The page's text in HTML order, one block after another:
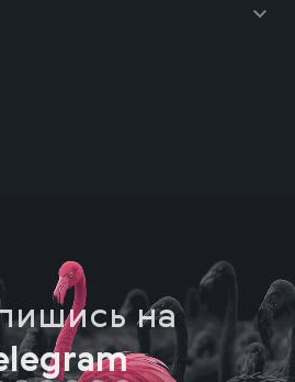
на